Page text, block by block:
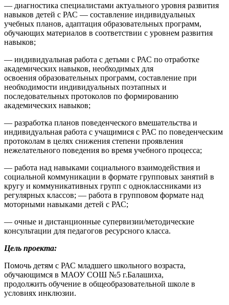
— диагностика специалистами актуального уровня развития
навыков детей с РАС — составление индивидуальных
учебных планов, адаптация образовательных программ,
обучающих материалов в соответствии с уровнем развития
навыков;
— индивидуальная работа с детьми с РАС по отработке
академических навыков, необходимых для
освоения образовательных программ, составление при
необходимости индивидуальных поэтапных и
последовательных протоколов по формированию
академических навыков;
— разработка планов поведенческого вмешательства и
индивидуальная работа с учащимися с РАС по поведенческим
протоколам в целях снижения степени проявления
нежелательного поведения во время учебного процесса;
— работа над навыками социального взаимодействия и
социальной коммуникации в формате групповых занятий в
кругу и коммуникативных групп с одноклассниками из
регулярных классов; — работа в групповом формате над
моторными навыками детей с РАС;
— очные и дистанционные супервизии/методические
консультации для педагогов ресурсного класса.
Цель проекта:
Помочь детям с РАС младшего школьного возраста,
обучающимся в МАОУ СОШ №5 г.Балашиха,
продолжить обучение в общеобразовательной школе в
условиях инклюзии.